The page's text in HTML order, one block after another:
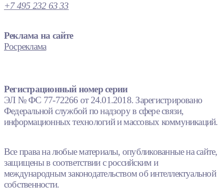
+7 495 232 63 33
Реклама на сайте
Росреклама
Регистрационный номер серии
ЭЛ № ФС 77-72266 от 24.01.2018. Зарегистрировано
Федеральной службой по надзору в сфере связи,
информационных технологий и массовых коммуникаций.
Все права на любые материалы, опубликованные на сайте,
защищены в соответствии с российским и
международным законодательством об интеллектуальной
собственности.